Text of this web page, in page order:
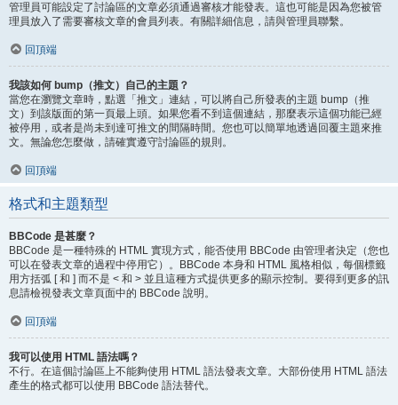
管理員可能設定了討論區的文章必須通過審核才能發表。這也可能是因為您被管
理員放入了需要審核文章的會員列表。有關詳細信息，請與管理員聯繫。
回頂端
我該如何 bump（推文）自己的主題？
當您在瀏覽文章時，點選「推文」連結，可以將自己所發表的主題 bump（推
文）到該版面的第一頁最上頭。如果您看不到這個連結，那麼表示這個功能已經
被停用，或者是尚未到達可推文的間隔時間。您也可以簡單地透過回覆主題來推
文。無論您怎麼做，請確實遵守討論區的規則。
回頂端
格式和主題類型
BBCode 是甚麼？
BBCode 是一種特殊的 HTML 實現方式，能否使用 BBCode 由管理者決定（您也
可以在發表文章的過程中停用它）。BBCode 本身和 HTML 風格相似，每個標籤
用方括弧 [ 和 ] 而不是 < 和 > 並且這種方式提供更多的顯示控制。要得到更多的訊
息請檢視發表文章頁面中的 BBCode 說明。
回頂端
我可以使用 HTML 語法嗎？
不行。在這個討論區上不能夠使用 HTML 語法發表文章。大部份使用 HTML 語法
產生的格式都可以使用 BBCode 語法替代。